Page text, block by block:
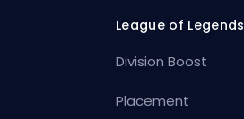
League of Legends
Division Boost
Placement